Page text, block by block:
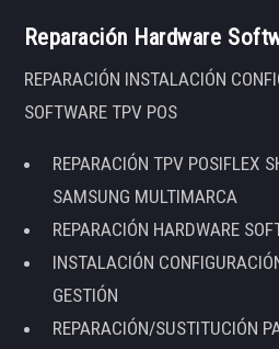
Reparación Hardware
REPARACIÓN INSTALACIÓN
SOFTWARE TPV POS
REPARACIÓN TPV POSIFLEX
SAMSUNG MULTIMARCA
REPARACIÓN HARDWARE
INSTALACIÓN
GESTIÓN
REPARACIÓN/SUSTITUCIÓN